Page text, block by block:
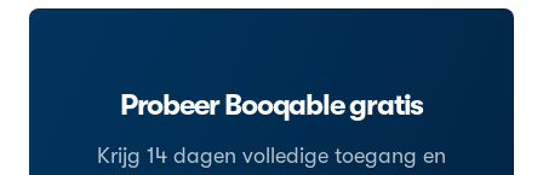
Probeer Booqable gratis
Krijg 14 dagen volledige toegang en